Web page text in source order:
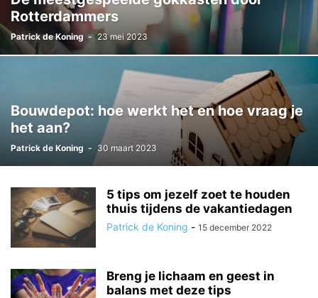
Rotterdammers
Patrick de Koning - 23 mei 2023
Bouwdepot: hoe werkt het en hoe vraag je
het aan?
Patrick de Koning - 30 maart 2023
5 tips om jezelf zoet te houden
thuis tijdens de vakantiedagen
Patrick de Koning - 15 december 2022
Breng je lichaam en geest in
balans met deze tips